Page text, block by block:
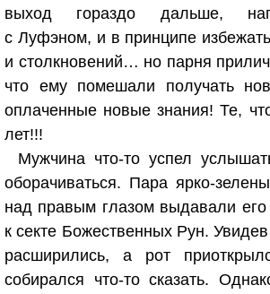
выход гораздо дальше,
с Луфэном, и в принципе
и столкновений… но парня
что ему помешали получать
оплаченные новые знания! Те,
лет!!!
Мужчина что-то успел
оборачиваться. Пара ярко-
над правым глазом выдавали его
к секте Божественных Рун.
расширились, а рот
собирался что-то сказать.